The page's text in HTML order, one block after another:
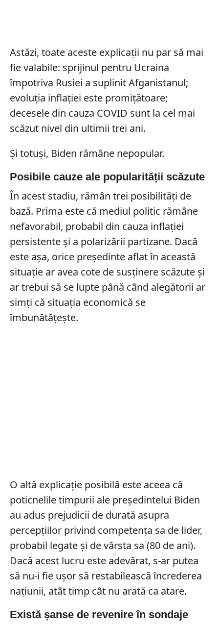
Astăzi, toate aceste explicații nu par să mai
fie valabile: sprijinul pentru Ucraina
împotriva Rusiei a suplinit Afganistanul;
evoluția inflației este promițătoare;
decesele din cauza COVID sunt la cel mai
scăzut nivel din ultimii trei ani.
Și totuși, Biden rămâne nepopular.
Posibile cauze ale popularității scăzute
În acest stadiu, rămân trei posibilități de
bază. Prima este că mediul politic rămâne
nefavorabil, probabil din cauza inflației
persistente și a polarizării partizane. Dacă
este așa, orice președinte aflat în această
situație ar avea cote de susținere scăzute și
ar trebui să se lupte până când alegătorii ar
simți că situația economică se
îmbunătățește.
O altă explicație posibilă este aceea că
poticnelile timpurii ale președintelui Biden
au adus prejudicii de durată asupra
percepțiilor privind competența sa de lider,
probabil legate și de vârsta sa (80 de ani).
Dacă acest lucru este adevărat, s-ar putea
să nu-i fie ușor să restabilească încrederea
națiunii, atât timp cât nu arată ca atare.
Există șanse de revenire în sondaje